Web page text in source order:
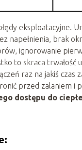
eksploatacyjne.
napełnienia, brak
ignorowanie
to skraca trwałość
raz na jakiś czas
przed zalaniem i
dostępu do